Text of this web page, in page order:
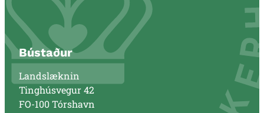
Bústaður
Landslæknin
Tinghúsvegur 42
FO-100 Tórshavn